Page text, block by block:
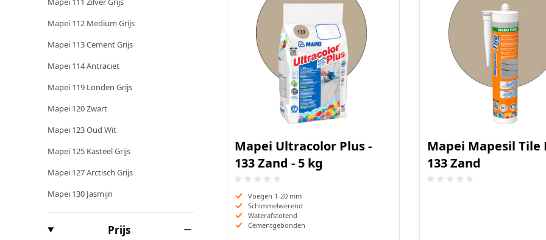
Mapei 120 Zwart
Mapei 123 Oud Wit
Mapei 112 Medium Grijs
Mapei 113 Cement Grijs
Mapei 114 Antraciet
Mapei 119 Londen Grijs
Mapei 120 Zwart
Mapei 123 Oud Wit
Mapei 125 Kasteel Grijs
Mapei 127 Arctisch Grijs
Mapei 130 Jasmijn
Prijsfilter
Mapei Ultracolor Plus -
133 Zand - 5 kg
Voegen 1-20 mm
Schimmelwerend
Waterafstotend
Cementgebonden
Mapei Mapesil Tile
133 Zand